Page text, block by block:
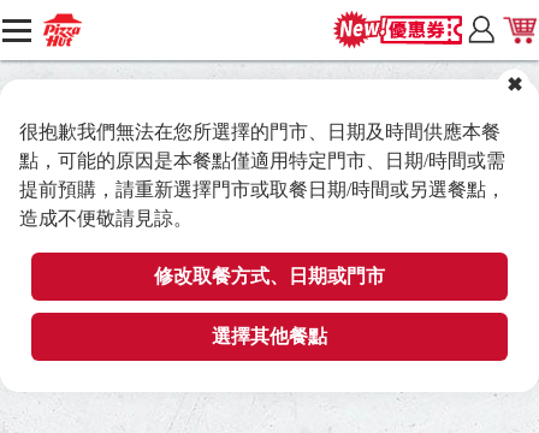
很抱歉我們無法在您所選擇的門市、日期及時間供應本餐
點，可能的原因是本餐點僅適用特定門市、日期/時間或需
提前預購，請重新選擇門市或取餐日期/時間或另選餐點，
造成不便敬請見諒。
修改取餐方式、日期或門市
選擇其他餐點